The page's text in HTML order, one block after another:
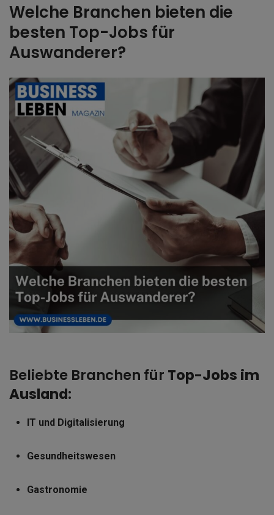
Welche Branchen bieten die
besten Top-Jobs für
Auswanderer?
Beliebte Branchen für Top-Jobs im
Ausland:
IT und Digitalisierung
Gesundheitswesen
Gastronomie